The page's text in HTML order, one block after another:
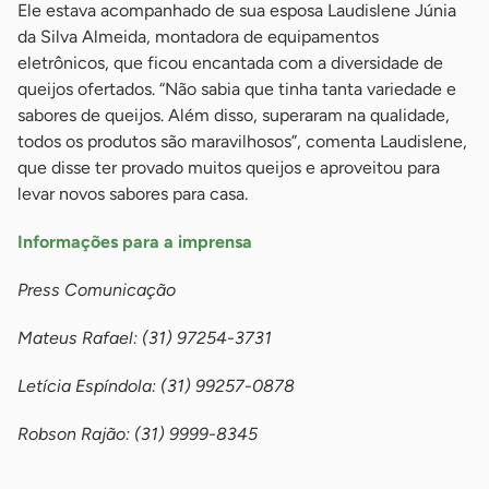
Ele estava acompanhado de sua esposa Laudislene Júnia
da Silva Almeida, montadora de equipamentos
eletrônicos, que ficou encantada com a diversidade de
queijos ofertados. “Não sabia que tinha tanta variedade e
sabores de queijos. Além disso, superaram na qualidade,
todos os produtos são maravilhosos”, comenta Laudislene,
que disse ter provado muitos queijos e aproveitou para
levar novos sabores para casa.
Informações para a imprensa
Press Comunicação
Mateus Rafael: (31) 97254-3731
Letícia Espíndola: (31) 99257-0878
Robson Rajão: (31) 9999-8345